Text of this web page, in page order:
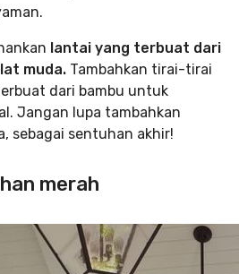
lantai yang terbuat dari
muda. Tambahkan tirai-tirai
dari bambu untuk
Jangan lupa tambahkan
sebagai sentuhan akhir!
merah